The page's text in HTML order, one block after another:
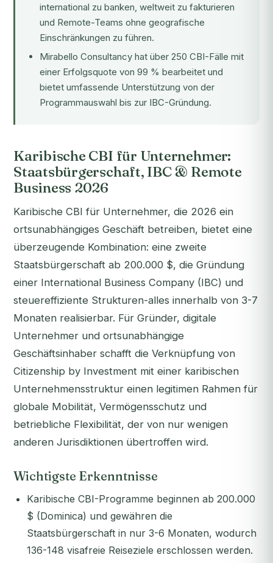
international zu banken, weltweit zu fakturieren
und Remote-Teams ohne geografische
Einschränkungen zu führen.
Mirabello Consultancy hat über 250 CBI-Fälle mit
einer Erfolgsquote von 99 % bearbeitet und
bietet umfassende Unterstützung von der
Programmauswahl bis zur IBC-Gründung.
Karibische CBI für Unternehmer:
Staatsbürgerschaft, IBC & Remote
Business 2026
Karibische CBI für Unternehmer, die 2026 ein
ortsunabhängiges Geschäft betreiben, bietet eine
überzeugende Kombination: eine zweite
Staatsbürgerschaft ab 200.000 $, die Gründung
einer International Business Company (IBC) und
steuereffiziente Strukturen-alles innerhalb von 3-7
Monaten realisierbar. Für Gründer, digitale
Unternehmer und ortsunabhängige
Geschäftsinhaber schafft die Verknüpfung von
Citizenship by Investment mit einer karibischen
Unternehmensstruktur einen legitimen Rahmen für
globale Mobilität, Vermögensschutz und
betriebliche Flexibilität, der von nur wenigen
anderen Jurisdiktionen übertroffen wird.
Wichtigste Erkenntnisse
Karibische CBI-Programme beginnen ab 200.000
$ (Dominica) und gewähren die
Staatsbürgerschaft in nur 3-6 Monaten, wodurch
136-148 visafreie Reiseziele erschlossen werden.